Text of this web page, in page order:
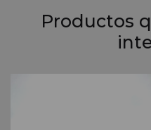
Productos